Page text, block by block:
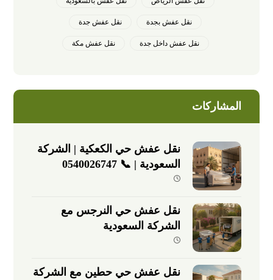
نقل عفش بجدة نقل عفش جدة
نقل عفش داخل جدة نقل عفش مكة
المشاركات
نقل عفش حي الكعكية | الشركة
السعودية | 📞 0540026747
نقل عفش حي النرجس مع
الشركة السعودية
نقل عفش حي حطين مع الشركة